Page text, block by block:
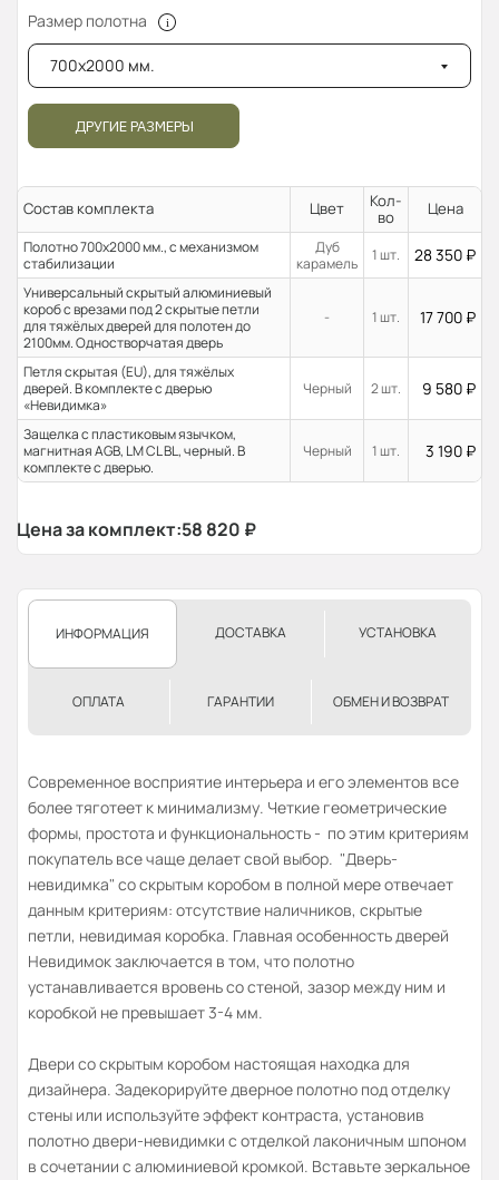
Размер полотна
700x2000 мм.
ДРУГИЕ РАЗМЕРЫ
Состав комплекта Цвет
Кол-
во
Цена
Полотно 700x2000 мм., с механизмом
стабилизации
Дуб
карамель
1 шт. 28 350 ₽
Универсальный скрытый алюминиевый
короб с врезами под 2 скрытые петли
для тяжёлых дверей для полотен до
2100мм. Одностворчатая дверь
- 1 шт. 17 700 ₽
Петля скрытая (EU), для тяжёлых
дверей. В комплекте с дверью
«Невидимка»
Черный 2 шт. 9 580 ₽
Защелка с пластиковым язычком,
магнитная AGB, LM CL BL, черный. В
комплекте с дверью.
Черный 1 шт. 3 190 ₽
Цена за комплект:58 820 ₽
ИНФОРМАЦИЯ ДОСТАВКА УСТАНОВКА
ОПЛАТА ГАРАНТИИ ОБМЕН И ВОЗВРАТ
Современное восприятие интерьера и его элементов все
более тяготеет к минимализму. Четкие геометрические
формы, простота и функциональность - по этим критериям
покупатель все чаще делает свой выбор. "Дверь-
невидимка" со скрытым коробом в полной мере отвечает
данным критериям: отсутствие наличников, скрытые
петли, невидимая коробка. Главная особенность дверей
Невидимок заключается в том, что полотно
устанавливается вровень со стеной, зазор между ним и
коробкой не превышает 3-4 мм.
Двери со скрытым коробом настоящая находка для
дизайнера. Задекорируйте дверное полотно под отделку
стены или используйте эффект контраста, установив
полотно двери-невидимки с отделкой лаконичным шпоном
в сочетании с алюминиевой кромкой. Вставьте зеркальное